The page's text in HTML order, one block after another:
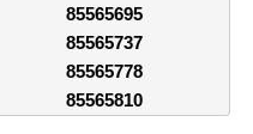
85565695
85565737
85565778
85565810